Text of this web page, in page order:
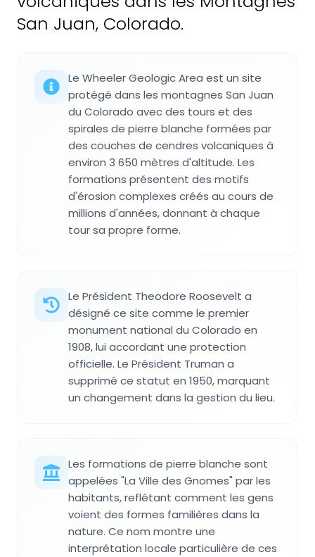
San Juan, Colorado.
Le Wheeler Geologic Area est un site
protégé dans les montagnes San Juan
du Colorado avec des tours et des
spirales de pierre blanche formées par
des couches de cendres volcaniques à
environ 3 650 mètres d'altitude. Les
formations présentent des motifs
d'érosion complexes créés au cours de
millions d'années, donnant à chaque
tour sa propre forme.
Le Président Theodore Roosevelt a
désigné ce site comme le premier
monument national du Colorado en
1908, lui accordant une protection
officielle. Le Président Truman a
supprimé ce statut en 1950, marquant
un changement dans la gestion du lieu.
Les formations de pierre blanche sont
appelées "La Ville des Gnomes" par les
habitants, reflétant comment les gens
voient des formes familières dans la
nature. Ce nom montre une
interprétation locale particulière de ces